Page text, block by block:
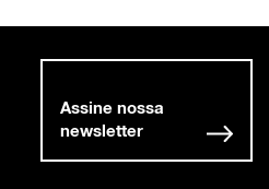
Assine nossa
newsletter